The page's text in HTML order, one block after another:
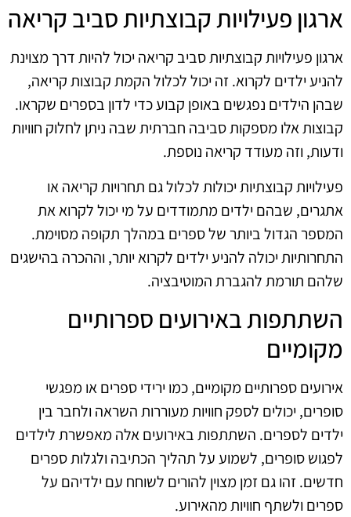
ארגון פעילויות קבוצתיות סביב קריאה
ארגון פעילויות קבוצתיות סביב קריאה יכול להיות דרך מצוינת
להניע ילדים לקרוא. זה יכול לכלול הקמת קבוצות קריאה,
שבהן הילדים נפגשים באופן קבוע כדי לדון בספרים שקראו.
קבוצות אלו מספקות סביבה חברתית שבה ניתן לחלוק חוויות
ודעות, וזה מעודד קריאה נוספת.
פעילויות קבוצתיות יכולות לכלול גם תחרויות קריאה או
אתגרים, שבהם ילדים מתמודדים על מי יכול לקרוא את
המספר הגדול ביותר של ספרים במהלך תקופה מסוימת.
התחרותיות יכולה להניע ילדים לקרוא יותר, וההכרה בהישגים
שלהם תורמת להגברת המוטיבציה.
השתתפות באירועים ספרותיים
מקומיים
אירועים ספרותיים מקומיים, כמו ירידי ספרים או מפגשי
סופרים, יכולים לספק חוויות מעוררות השראה ולחבר בין
ילדים לספרים. השתתפות באירועים אלה מאפשרת לילדים
לפגוש סופרים, לשמוע על תהליך הכתיבה ולגלות ספרים
חדשים. זהו גם זמן מצוין להורים לשוחח עם ילדיהם על
ספרים ולשתף חוויות מהאירוע.